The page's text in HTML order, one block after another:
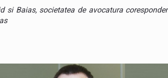
si Baias, societatea de avocatura